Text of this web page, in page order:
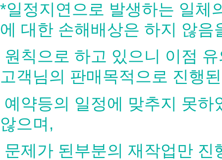
*일정지연으로 발생하는 일체
에 대한 손해배상은 하지 않음
원칙으로 하고 있으니 이점
고객님의 판매목적으로 진행
예약등의 일정에 맞추지 못
않으며,
문제가 된부분의 재작업만